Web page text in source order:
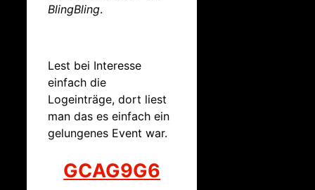
BlingBling.
Lest bei Interesse
einfach die
Logeinträge, dort liest
man das es einfach ein
gelungenes Event war.
GCAG9G6